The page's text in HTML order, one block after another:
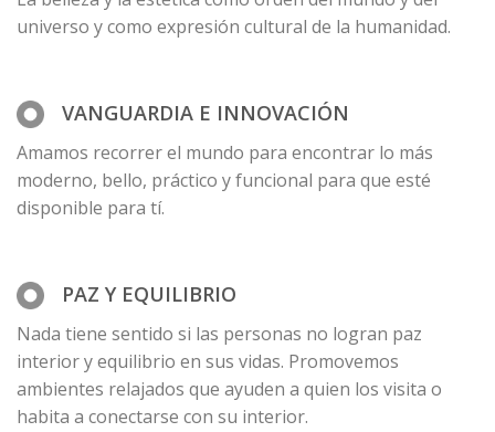
universo y como expresión cultural de la humanidad.
VANGUARDIA E INNOVACIÓN
Amamos recorrer el mundo para encontrar lo más
moderno, bello, práctico y funcional para que esté
disponible para tí.
PAZ Y EQUILIBRIO
Nada tiene sentido si las personas no logran paz
interior y equilibrio en sus vidas. Promovemos
ambientes relajados que ayuden a quien los visita o
habita a conectarse con su interior.